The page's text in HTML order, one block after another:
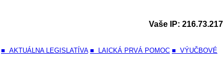
Vaše IP:
■ AKTUÁLNA LEGISLATÍVA ■ LAICKÁ PRVÁ POMOC ■ VÝUČBOVÉ